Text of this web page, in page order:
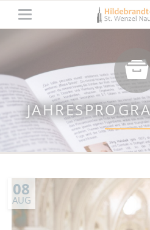
08
AUG